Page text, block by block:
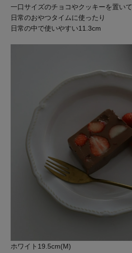
一口サイズのチョコやクッキーを置いて
日常のおやつタイムに使ったり
日常の中で使いやすい11.3cm
ホワイト19.5cm(M)